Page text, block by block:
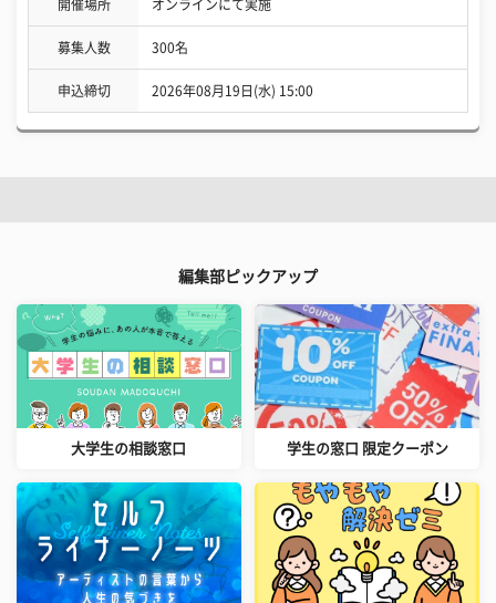
開催場所 オンラインにて実施
募集人数 300名
申込締切 2026年08月19日(水) 15:00
編集部ピックアップ
大学生の相談窓口 学生の窓口 限定クーポン